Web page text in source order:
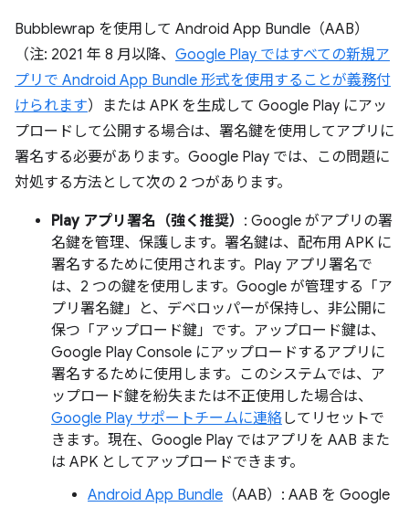
Bubblewrap を使用して Android App Bundle（AAB）
（注: 2021 年 8 月以降、 Google Play ではすべての新規ア
プリで Android App Bundle 形式を使用することが義務付
けられます）または APK を生成して Google Play にアッ
プロードして公開する場合は、署名鍵を使用してアプリに
署名する必要があります。Google Play では、この問題に
対処する方法として次の 2 つがあります。
Play アプリ署名（強く推奨） : Google がアプリの署
名鍵を管理、保護します。署名鍵は、配布用 APK に
署名するために使用されます。Play アプリ署名で
は、2 つの鍵を使用します。Google が管理する「ア
プリ署名鍵」と、デベロッパーが保持し、非公開に
保つ「アップロード鍵」です。アップロード鍵は、
Google Play Console にアップロードするアプリに
署名するために使用します。このシステムでは、ア
ップロード鍵を紛失または不正使用した場合は、
Google Play サポートチームに連絡してリセットで
きます。現在、Google Play ではアプリを AAB また
は APK としてアップロードできます。
Android App Bundle （AAB）: AAB を Google